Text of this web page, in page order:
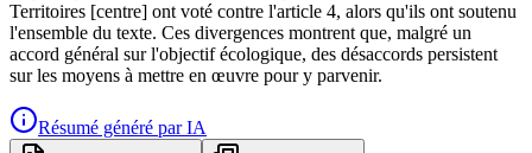
Territoires [centre] ont voté contre l'article 4, alors qu'ils ont soutenu
l'ensemble du texte. Ces divergences montrent que, malgré un
accord général sur l'objectif écologique, des désaccords persistent
sur les moyens à mettre en œuvre pour y parvenir.
Résumé généré par IA